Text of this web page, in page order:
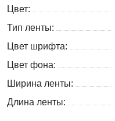
Цвет:
Тип ленты:
Цвет шрифта:
Цвет фона:
Ширина ленты:
Длина ленты: